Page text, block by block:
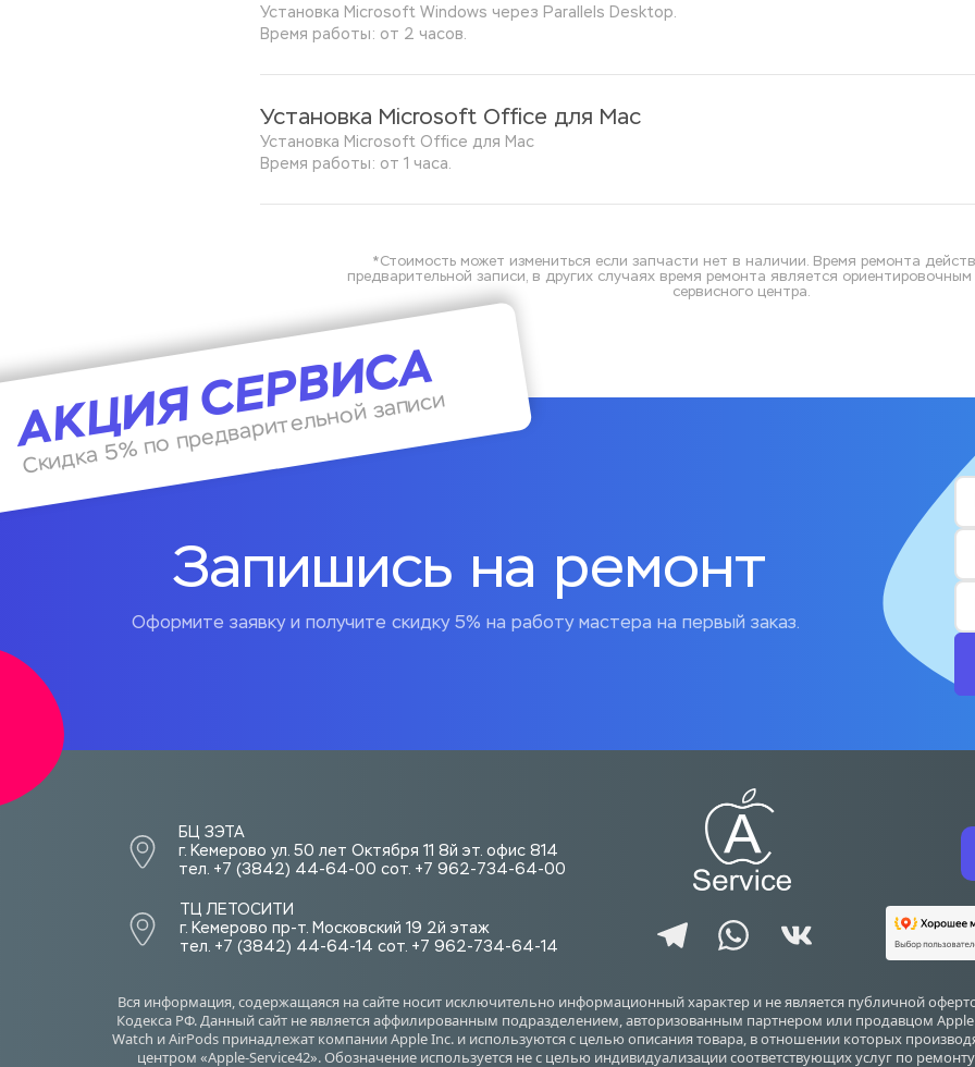
Установка Microsoft Windows через Parallels Desktop.
Время работы: от 2 часов.
Установка Microsoft Office для Mac
Установка Microsoft Office для Mac
Время работы: от 1 часа.
*Стоимость может измениться если запчасти нет в наличии. Время ремонта
предварительной записи, в других случаях время ремонта является ориентировочным
сервисного центра.
Оформите заявку и получите скидку 5% на работу мастера на первый заказ.
Запишись на ремонт
АКЦИЯ СЕРВИСА
Скидка 5% по предварительной записи
БЦ ЗЭТА
г. Кемерово ул. 50 лет Октября 11 8й эт. офис 814
тел. +7 (3842) 44-64-00 сот. +7 962-734-64-00
Вся информация, содержащаяся на сайте носит исключительно информационный характер и не является публичной
Кодекса РФ. Данный сайт не является аффилированным подразделением, авторизованным партнером или продавцом Apple
Watch и AirPods принадлежат компании Apple Inc. и используются с целью описания товара, в отношении которых
центром «Apple-Service42». Обозначение используется не с целью индивидуализации соответствующих услуг по
ТЦ ЛЕТОСИТИ
г. Кемерово пр-т. Московский 19 2й этаж
тел. +7 (3842) 44-64-14 сот. +7 962-734-64-14